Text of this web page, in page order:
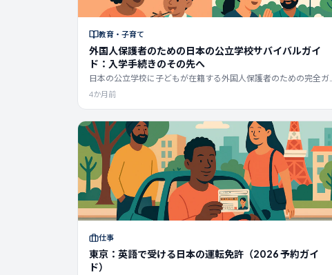
教育・子育て
外国人保護者のための日本の公立学校サバイバルガイ
ド：入学手続きのその先へ
日本の公立学校に子どもが在籍する外国人保護者のための完全ガ
イド：学用品、給食、連絡、行事、PTA、学童保育、語学支援につ
いて。
4か月前
仕事
東京：英語で受ける日本の運転免許（2026 予約ガイ
ド）